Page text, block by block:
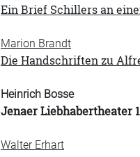
Ein Brief Schillers an
Marion Brandt
Die Handschriften zu
Heinrich Bosse
Jenaer Liebhabertheater
Walter Erhart